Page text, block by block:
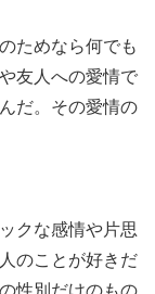
ためなら何でも
友人への愛情で
だ。その愛情の
クな感情や片思
のことが好きだ
性別だけのもの